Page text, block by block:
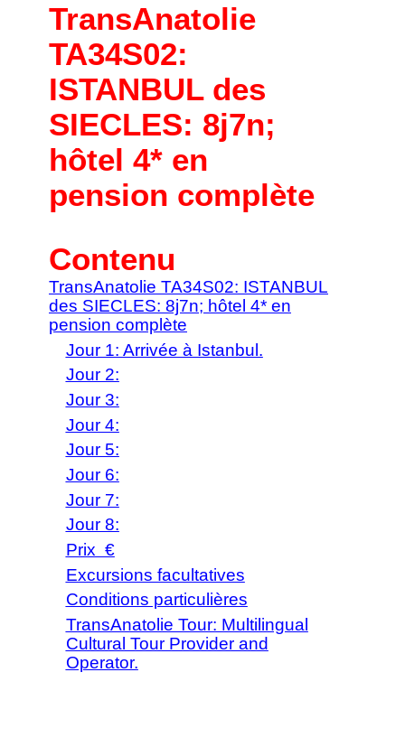
TransAnatolie
TA34S02:
ISTANBUL des
SIECLES: 8j7n;
hôtel 4* en
pension complète
Contenu
TransAnatolie TA34S02: ISTANBUL
des SIECLES: 8j7n; hôtel 4* en
pension complète
Jour 1: Arrivée à Istanbul.
Jour 2:
Jour 3:
Jour 4:
Jour 5:
Jour 6:
Jour 7:
Jour 8:
Prix €
Excursions facultatives
Conditions particulières
TransAnatolie Tour: Multilingual
Cultural Tour Provider and
Operator.